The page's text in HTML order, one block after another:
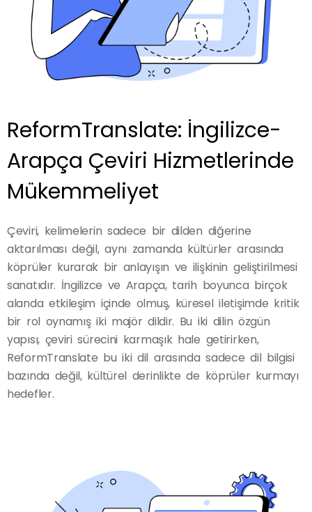
ReformTranslate: İngilizce-
Arapça Çeviri Hizmetlerinde
Mükemmeliyet
Çeviri, kelimelerin sadece bir dilden diğerine
aktarılması değil, aynı zamanda kültürler arasında
köprüler kurarak bir anlayışın ve ilişkinin geliştirilmesi
sanatıdır. İngilizce ve Arapça, tarih boyunca birçok
alanda etkileşim içinde olmuş, küresel iletişimde kritik
bir rol oynamış iki majör dildir. Bu iki dilin özgün
yapısı, çeviri sürecini karmaşık hale getirirken,
ReformTranslate bu iki dil arasında sadece dil bilgisi
bazında değil, kültürel derinlikte de köprüler kurmayı
hedefler.